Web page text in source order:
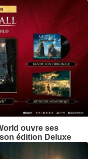
ouvre ses
édition Deluxe